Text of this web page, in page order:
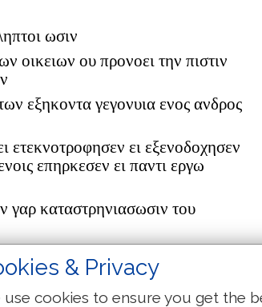
ωσιν
οικειων ου προνοει την πιστιν
εξηκοντα γεγονυια ενος ανδρος
ετεκνοτροφησεν ει εξενοδοχησεν
επηρκεσεν ει παντι εργω
γαρ καταστρηνιασωσιν του
ηθετησαν
τας οικιας ου μονον
λαλουσαι τα μη δεοντα
& Privacy
use cookies to ensure you get the